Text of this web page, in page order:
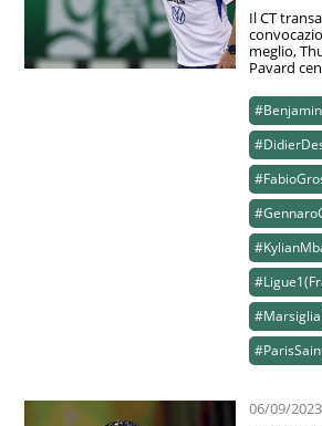
Il CT
meglio,
Pavard
#Marsiglia
06/09/